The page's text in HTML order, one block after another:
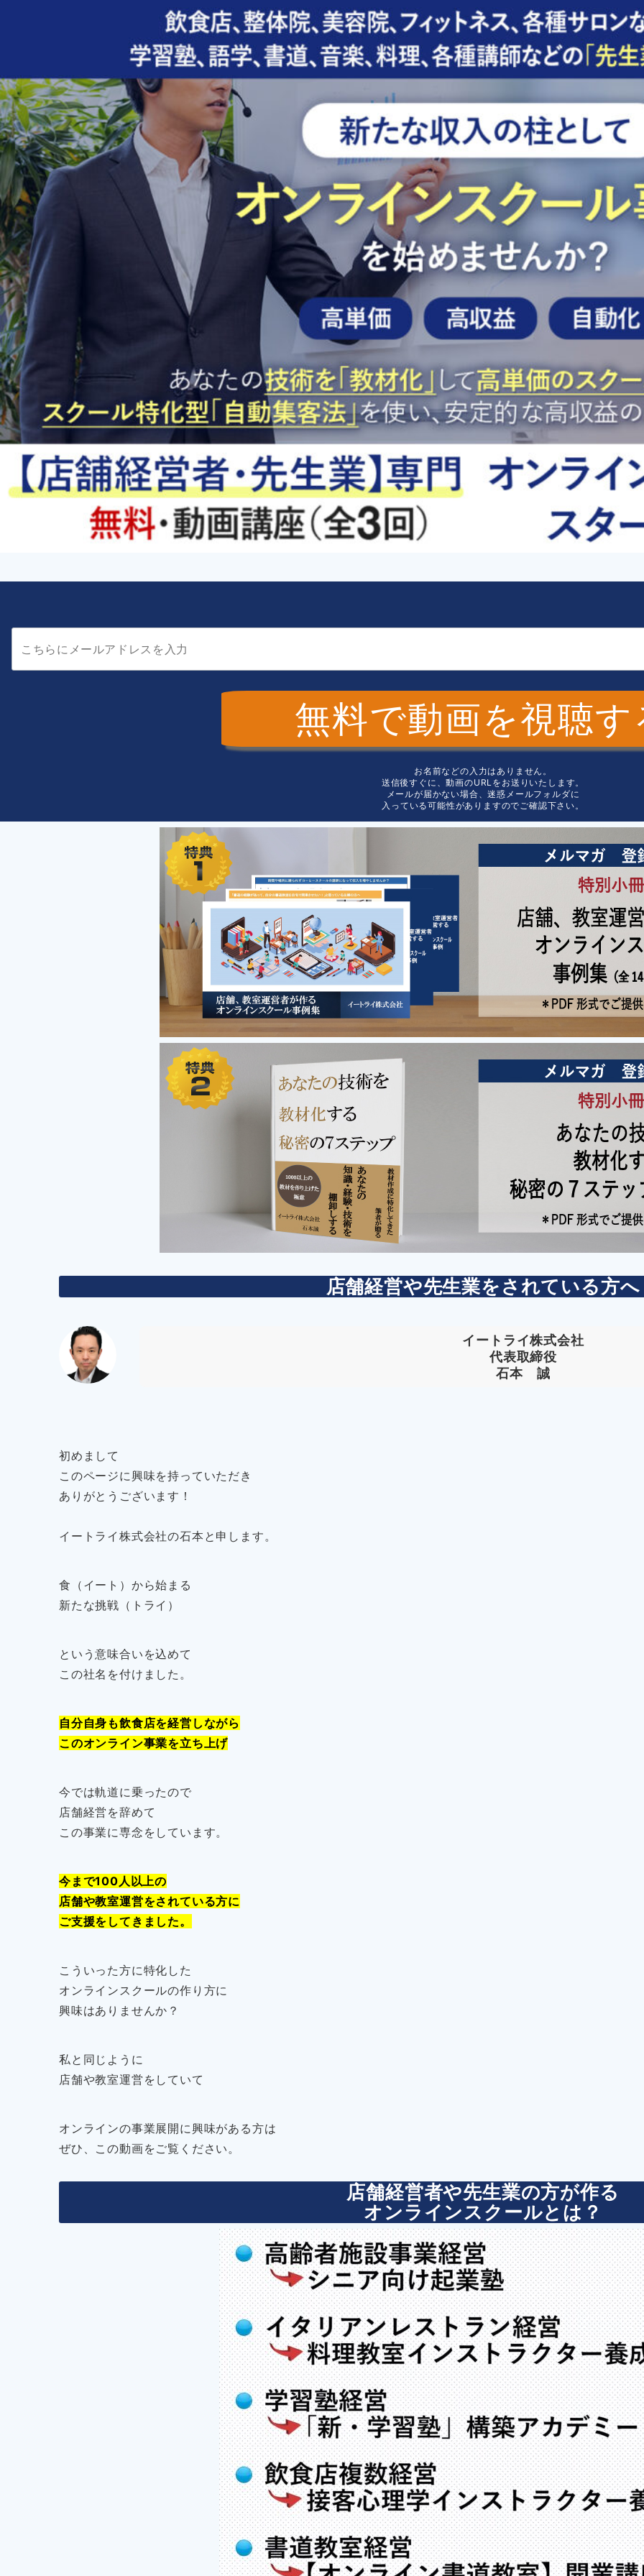
無料で動画を視聴す
お名前などの入力はありません。
送信後すぐに、動画のURLをお送りいたします。
メールが届かない場合、迷惑メールフォルダに
入っている可能性がありますのでご確認下さい。
店舗経営や先生業をされている方へ
イートライ株式会社
代表取締役
石本 誠
初めまして
このページに興味を持っていただき
ありがとうございます！
イートライ株式会社の石本と申します。
食（イート）から始まる
新たな挑戦（トライ）
という意味合いを込めて
この社名を付けました。
自分自身も飲食店を経営しながら
このオンライン事業を立ち上げ
今では軌道に乗ったので
店舗経営を辞めて
この事業に専念をしています。
今まで100人以上の
店舗や教室運営をされている方に
ご支援をしてきました。
こういった方に特化した
オンラインスクールの作り方に
興味はありませんか？
私と同じように
店舗や教室運営をしていて
オンラインの事業展開に興味がある方は
ぜひ、この動画をご覧ください。
店舗経営者や先生業の方が作る
オンラインスクールとは？